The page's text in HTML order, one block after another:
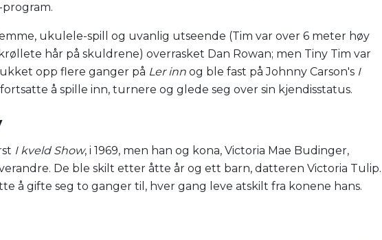
ukulele-spill og uvanlig utseende (Tim var over 6 meter høy
hår på skuldrene) overrasket Dan Rowan; men Tiny Tim var
opp flere ganger på Ler inn og ble fast på Johnny Carson's I
å spille inn, turnere og glede seg over sin kjendisstatus.
I kveld Show, i 1969, men han og kona, Victoria Mae Budinger,
De ble skilt etter åtte år og ett barn, datteren Victoria Tulip.
å gifte seg to ganger til, hver gang leve atskilt fra konene hans.